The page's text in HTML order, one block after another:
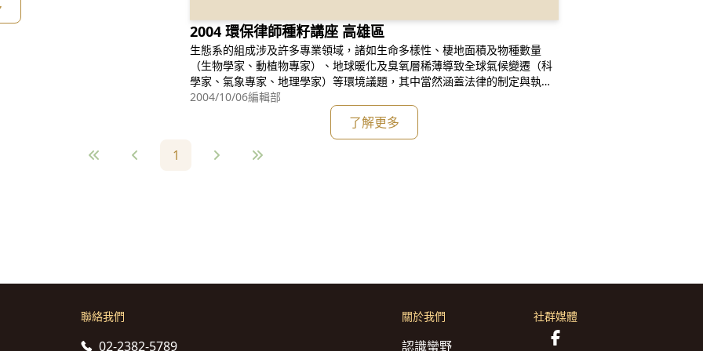
2004 環保律師種籽講座 高雄區
生態系的組成涉及許多專業領域，諸如生命多樣性、棲地面積及物種數量
（生物學家、動植物專家）、地球暖化及臭氧層稀薄導致全球氣候變遷（科
學家、氣象專家、地理學家）等環境議題，其中當然涵蓋法律的制定與執行-
-即為環境法領域之議題。如這次敏督利颱風水患為例，未來國土的規劃、國
土保安機制及山坡地水土保持等等，預料將進入一個嶄新的法律機制。 為提
高法律人對環境議題的瞭解與關心，由中華民國律師公會全國聯合
2004/10/06編輯部
了解更多
1
聯絡我們
02-2382-5789
關於我們
認識蠻野
社群媒體